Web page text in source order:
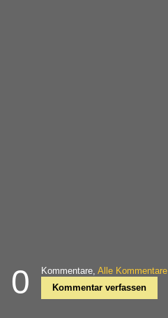
0 Kommentare, Alle Kommentare
Kommentar verfassen